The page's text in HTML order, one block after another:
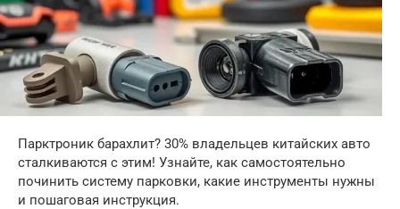
Парктроник барахлит? 30% владельцев китайских авто
сталкиваются с этим! Узнайте, как самостоятельно
починить систему парковки, какие инструменты нужны
и пошаговая инструкция.